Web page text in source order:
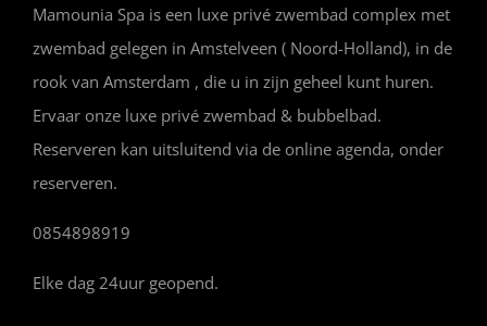
Mamounia Spa is een luxe privé zwembad complex met
zwembad gelegen in Amstelveen ( Noord-Holland), in de
rook van Amsterdam , die u in zijn geheel kunt huren.
Ervaar onze luxe privé zwembad & bubbelbad.
Reserveren kan uitsluitend via de online agenda, onder
reserveren.
0854898919
Elke dag 24uur geopend.